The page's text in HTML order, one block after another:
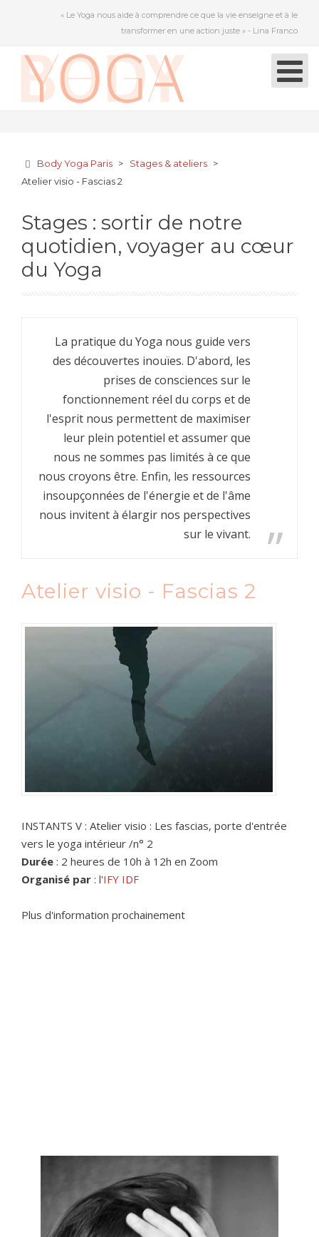
« Le Yoga nous aide à comprendre ce que la vie enseigne et à le
transformer en une action juste » - Lina Franco
Body Yoga Paris > Stages & ateliers >
Atelier visio - Fascias 2
Stages : sortir de notre
quotidien, voyager au cœur
du Yoga
La pratique du Yoga nous guide vers
des découvertes inouïes. D'abord, les
prises de consciences sur le
fonctionnement réel du corps et de
l'esprit nous permettent de maximiser
leur plein potentiel et assumer que
nous ne sommes pas limités à ce que
nous croyons être. Enfin, les ressources
insoupçonnées de l'énergie et de l'âme
nous invitent à élargir nos perspectives
sur le vivant.
Atelier visio - Fascias 2
INSTANTS V : Atelier visio : Les fascias, porte d'entrée
vers le yoga intérieur /n° 2
Durée : 2 heures de 10h à 12h en Zoom
Organisé par : l'IFY IDF
Plus d'information prochainement